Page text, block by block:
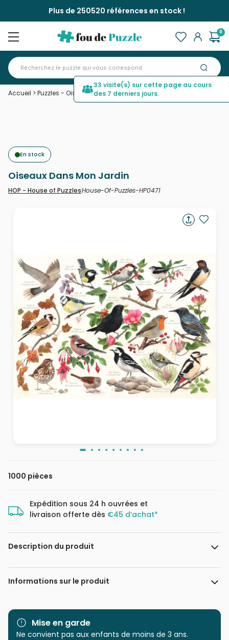
Plus de 250520 références en stock !
0
Accueil > Puzzles - Oiseaux>Oiseaux Dans Mon Jardin
En stock
Oiseaux Dans Mon Jardin
HOP - House of PuzzlesHouse-Of-Puzzles-HP0471
1000 pièces
Expédition sous 24 h ouvrées et
livraison offerte dès €45 d’achat*
Description du produit
Tracy Hall
Informations sur le produit
Marque HOP - House of Puzzles
Catégorie Puzzles - Oiseaux
Mise en garde
Ne convient pas aux enfants de moins de 3 ans.
33 visite(s) sur cette page au cours
des 7 derniers jours.